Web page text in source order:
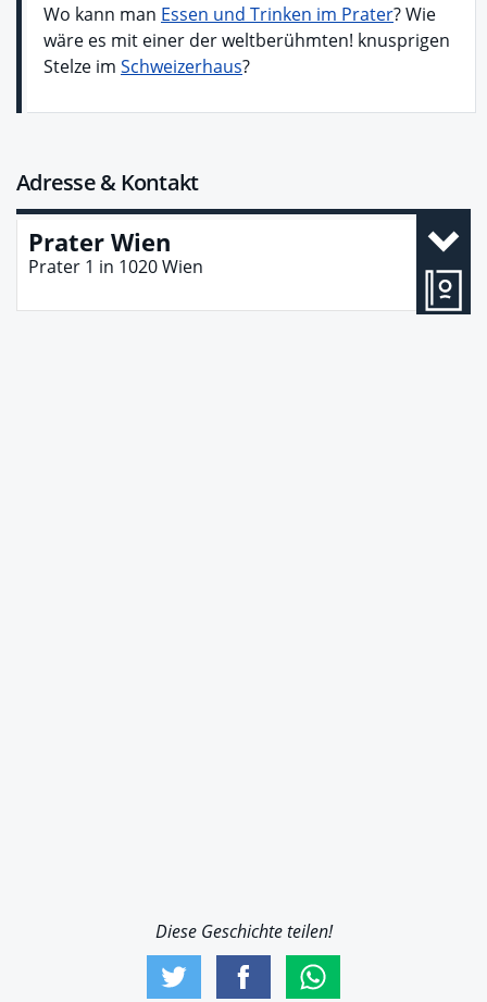
Wo kann man Essen und Trinken im Prater? Wie
wäre es mit einer der weltberühmten! knusprigen
Stelze im Schweizerhaus?
Adresse & Kontakt
Prater Wien
Prater 1 in 1020Wien
Diese Geschichte teilen!